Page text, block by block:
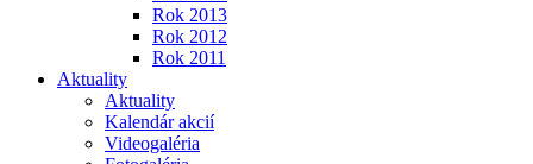
Rok 2013
Rok 2012
Rok 2011
Aktuality
Aktuality
Kalendár akcií
Videogaléria